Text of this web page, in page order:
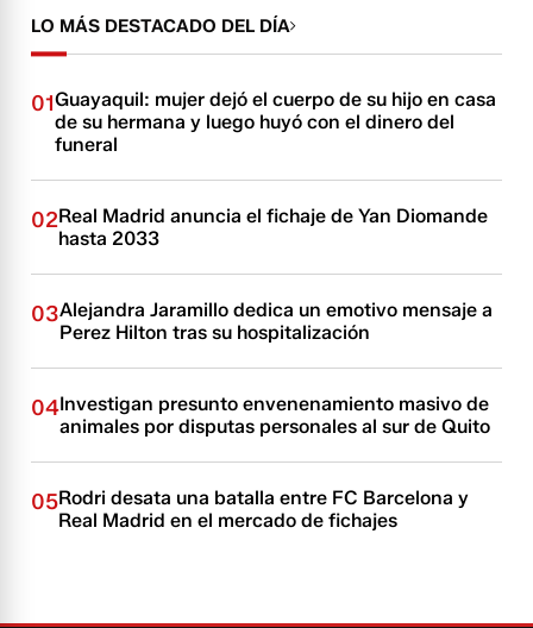
LO MÁS DESTACADO DEL DÍA
01Guayaquil: mujer dejó el cuerpo de su hijo en casa
de su hermana y luego huyó con el dinero del
funeral
02Real Madrid anuncia el fichaje de Yan Diomande
hasta 2033
03Alejandra Jaramillo dedica un emotivo mensaje a
Perez Hilton tras su hospitalización
04Investigan presunto envenenamiento masivo de
animales por disputas personales al sur de Quito
05Rodri desata una batalla entre FC Barcelona y
Real Madrid en el mercado de fichajes